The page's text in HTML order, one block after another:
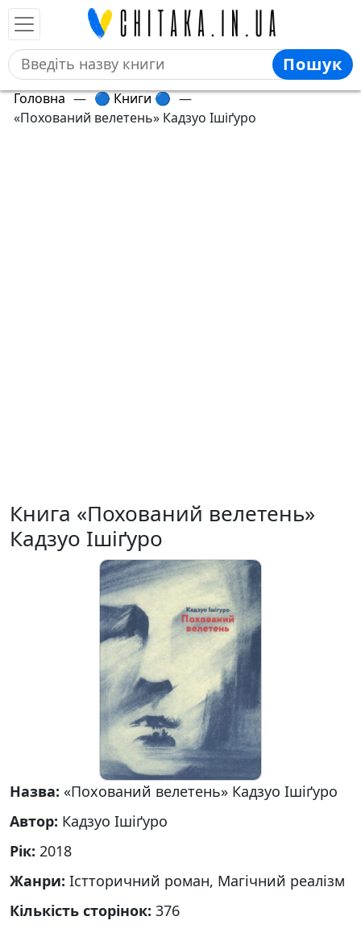
Пошук
Головна — 🔵 Книги 🔵 —
«Похований велетень» Кадзуо Ішіґуро
Книга «Похований велетень»
Кадзуо Ішіґуро
Назва: «Похований велетень» Кадзуо Ішіґуро
Автор: Кадзуо Ішіґуро
Рік: 2018
Жанри: Істторичний роман, Магічний реалізм
Кількість сторінок: 376